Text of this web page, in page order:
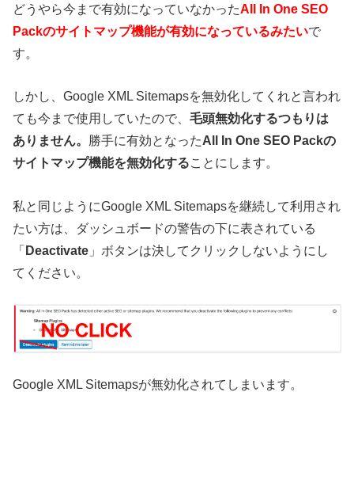
どうやら今まで有効になっていなかったAll In One SEO
Packのサイトマップ機能が有効になっているみたいで
す。
しかし、Google XML Sitemapsを無効化してくれと言われ
ても今まで使用していたので、毛頭無効化するつもりは
ありません。 勝手に有効となったAll In One SEO Packの
サイトマップ機能を無効化することにします。
私と同じようにGoogle XML Sitemapsを継続して利用され
たい方は、ダッシュボードの警告の下に表されている
「Deactivate 」ボタンは決してクリックしないようにし
てください。
Google XML Sitemapsが無効化されてしまいます。